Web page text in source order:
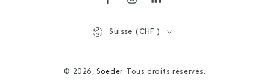
FacebookInstagramLinkedIn
© 2026,Soeder. Tous droits réservés.
Suisse (CHF )